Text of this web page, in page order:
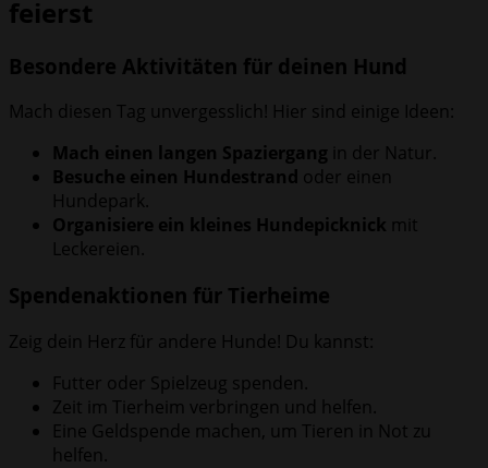
feierst
Besondere Aktivitäten für deinen Hund
Mach diesen Tag unvergesslich! Hier sind einige Ideen:
Mach einen langen Spaziergang in der Natur.
Besuche einen Hundestrand oder einen
Hundepark.
Organisiere ein kleines Hundepicknick mit
Leckereien.
Spendenaktionen für Tierheime
Zeig dein Herz für andere Hunde! Du kannst:
Futter oder Spielzeug spenden.
Zeit im Tierheim verbringen und helfen.
Eine Geldspende machen, um Tieren in Not zu
helfen.